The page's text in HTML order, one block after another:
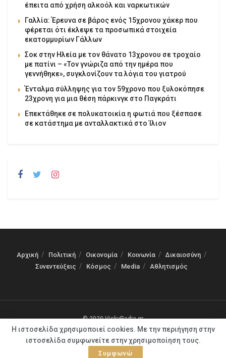
έπειτα από χρήση αλκοόλ και ναρκωτικών
Γαλλία: Έρευνα σε βάρος ενός 15χρονου χάκερ που
φέρεται ότι έκλεψε τα προσωπικά στοιχεία
εκατομμυρίων Γάλλων
Σοκ στην Ηλεία με τον θάνατο 13χρονου σε τροχαίο
με πατίνι – «Τον γνώριζα από την ημέρα που
γεννήθηκε», συγκλονίζουν τα λόγια του γιατρού
Ένταλμα σύλληψης για τον 59χρονο που ξυλοκόπησε
23χρονη για μια θέση πάρκινγκ στο Παγκράτι
Επεκτάθηκε σε πολυκατοικία η φωτιά που ξέσπασε
σε κατάστημα με ανταλλακτικά στο Ίλιον
Αρχική Πολιτική Οικονομία Κοινωνία
Δικαιοσύνη
Συνεντεύξεις
Κόσμος Media Αθλητισμός
© 2020 VickyPedia.gr
Η ιστοσελίδα χρησιμοποιεί cookies. Με την περιήγηση στην
ιστοσελίδα συμφωνείτε στην χρησιμοποίηση τους.
Συμφωνώ